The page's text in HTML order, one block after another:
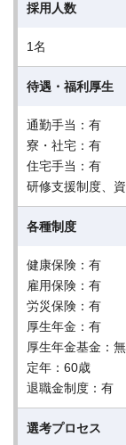
採用人数
1名
待遇・福利厚生
通勤手当：有
寮・社宅：有
住宅手当：有
研修支援制度、
各種制度
健康保険：有
雇用保険：有
労災保険：有
厚生年金：有
厚生年金基金：無
定年：60歳
退職金制度：有
選考プロセス